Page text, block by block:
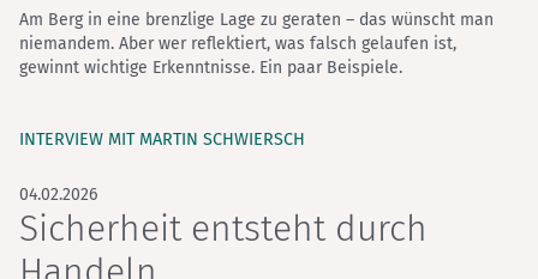
Am Berg in eine brenzlige Lage zu geraten – das wünscht man
niemandem. Aber wer reflektiert, was falsch gelaufen ist,
gewinnt wichtige Erkenntnisse. Ein paar Beispiele.
INTERVIEW MIT MARTIN SCHWIERSCH
04.02.2026
Sicherheit entsteht durch